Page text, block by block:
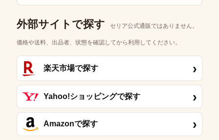
外部サイトで探す セリア公式通販ではありません。
価格や送料、出品者、状態を確認してから利用してください。
楽天市場で探す ›
Yahoo!ショッピングで探す ›
Amazonで探す ›